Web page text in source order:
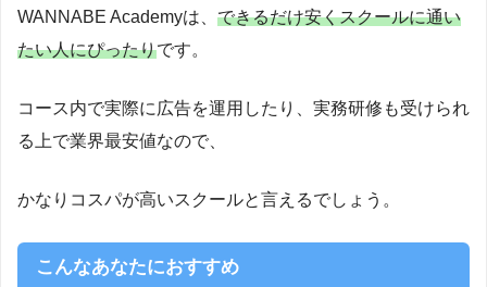
WANNABE Academyは、 できるだけ安くスクールに通い
たい人にぴったりです。
コース内で実際に広告を運用したり、実務研修も受けられ
る上で業界最安値なので、
かなりコスパが高いスクールと言えるでしょう。
こんなあなたにおすすめ